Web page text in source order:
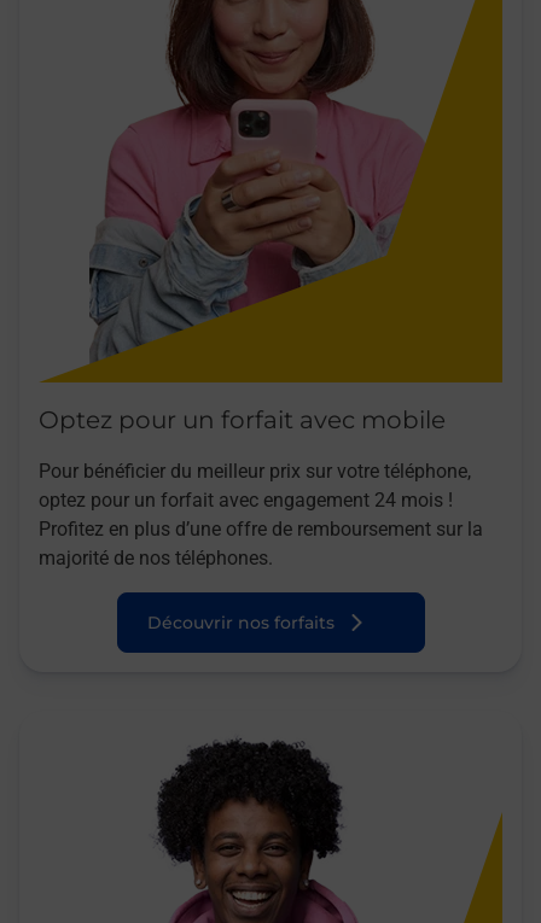
Optez pour un forfait avec mobile
Pour bénéficier du meilleur prix sur votre téléphone,
optez pour un forfait avec engagement 24 mois !
Profitez en plus d’une offre de remboursement sur la
majorité de nos téléphones.
Découvrir nos forfaits